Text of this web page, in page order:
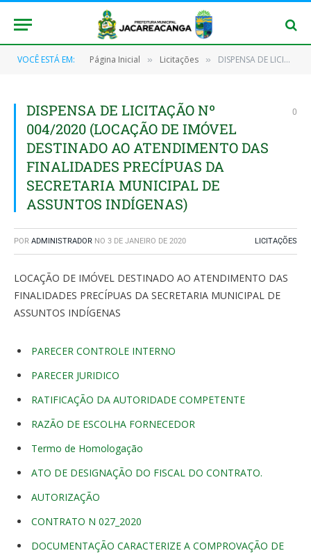
VOCÊ ESTÁ EM: Página Inicial » Licitações » DISPENSA DE LICITAÇÃO Nº 004/2020 (LOCAÇÃO DE IMÓVEL DESTINADO AO ATENDIMENTO DAS FINALIDADES PRECÍPUAS DA SECRETARIA MUNICIPAL DE ASSUNTOS INDÍGENAS)
DISPENSA DE LICITAÇÃO Nº
004/2020 (LOCAÇÃO DE IMÓVEL
DESTINADO AO ATENDIMENTO DAS
FINALIDADES PRECÍPUAS DA
SECRETARIA MUNICIPAL DE
ASSUNTOS INDÍGENAS)
0
POR ADMINISTRADOR NO 3 DE JANEIRO DE 2020 LICITAÇÕES
LOCAÇÃO DE IMÓVEL DESTINADO AO ATENDIMENTO DAS
FINALIDADES PRECÍPUAS DA SECRETARIA MUNICIPAL DE
ASSUNTOS INDÍGENAS
PARECER CONTROLE INTERNO
PARECER JURIDICO
RATIFICAÇÃO DA AUTORIDADE COMPETENTE
RAZÃO DE ESCOLHA FORNECEDOR
Termo de Homologação
ATO DE DESIGNAÇÃO DO FISCAL DO CONTRATO.
AUTORIZAÇÃO
CONTRATO N 027_2020
DOCUMENTAÇÃO CARACTERIZE A COMPROVAÇÃO DE